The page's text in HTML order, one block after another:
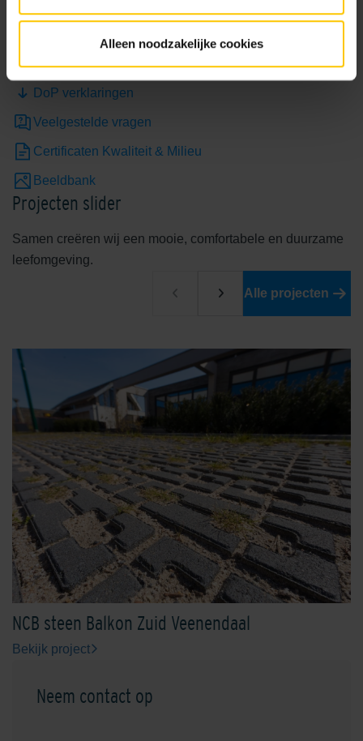
Alleen noodzakelijke cookies
Brochures
DoP verklaringen
Veelgestelde vragen
Certificaten Kwaliteit & Milieu
Beeldbank
Projecten slider
Samen creëren wij een mooie, comfortabele en duurzame
leefomgeving.
Alle projecten
NCB steen Balkon Zuid Veenendaal
Bekijk project
Neem contact op